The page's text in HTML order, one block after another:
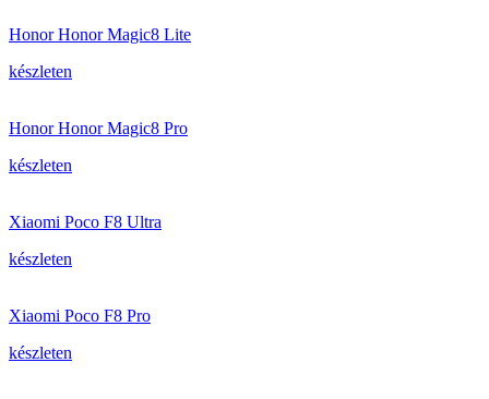
Honor Honor Magic8 Lite
készleten
Honor Honor Magic8 Pro
készleten
Xiaomi Poco F8 Ultra
készleten
Xiaomi Poco F8 Pro
készleten